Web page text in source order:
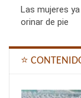
Las mujeres
orinar de pie
⭐